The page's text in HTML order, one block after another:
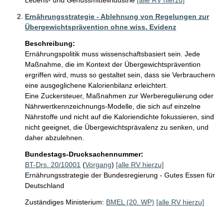
Ernährungsstrategie - Ablehnung von Regelungen zur
Übergewichtsprävention ohne wiss. Evidenz
Beschreibung:
Ernährungspolitik muss wissenschaftsbasiert sein. Jede
Maßnahme, die im Kontext der Übergewichtsprävention
ergriffen wird, muss so gestaltet sein, dass sie Verbrauchern
eine ausgeglichene Kalorienbilanz erleichtert.
Eine Zuckersteuer, Maßnahmen zur Werberegulierung oder
Nährwertkennzeichnungs-Modelle, die sich auf einzelne
Nährstoffe und nicht auf die Kaloriendichte fokussieren, sind
nicht geeignet, die Übergewichtsprävalenz zu senken, und
daher abzulehnen.
Bundestags-Drucksachennummer:
BT-Drs. 20/10001 (Vorgang) [alle RV hierzu]
Ernährungsstrategie der Bundesregierung - Gutes Essen für
Deutschland
Zuständiges Ministerium: BMEL (20. WP) [alle RV hierzu]